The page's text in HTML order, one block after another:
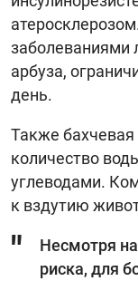
заболеваниями
арбуза,
день.
Также
количество
углеводами.
к вздутию
Несмотря
риска, для